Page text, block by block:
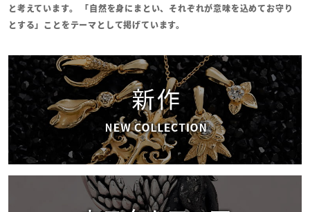
と考えています。 「自然を身にまとい、それぞれが意味を込めてお守り
とする」ことをテーマとして掲げています。